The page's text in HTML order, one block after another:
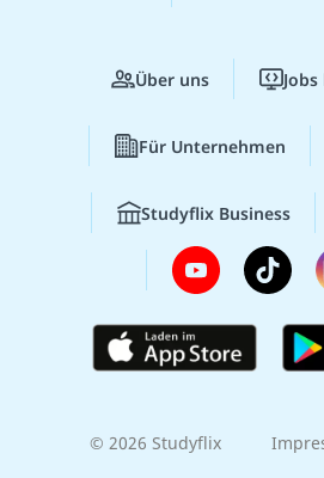
Über uns
Für Unternehmen
Studyflix Business
© 2026 Studyflix